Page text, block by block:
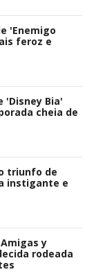
'Enemigo
feroz e
'Disney Bia'
cheia de
triunfo de
instigante e
y
rodeada